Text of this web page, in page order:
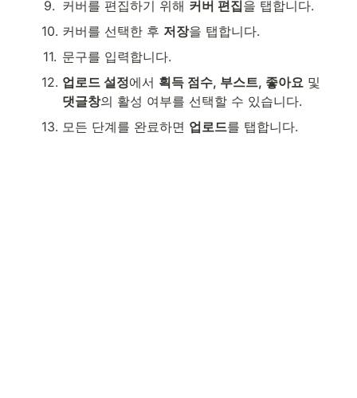
9. 커버를 편집하기 위해 커버 편집을 탭합니다.
10. 커버를 선택한 후 저장을 탭합니다.
11. 문구를 입력합니다.
12. 업로드 설정에서 획득 점수, 부스트, 좋아요
댓글창의 활성 여부를 선택할 수 있습니다.
13. 모든 단계를 완료하면 업로드를 탭합니다.